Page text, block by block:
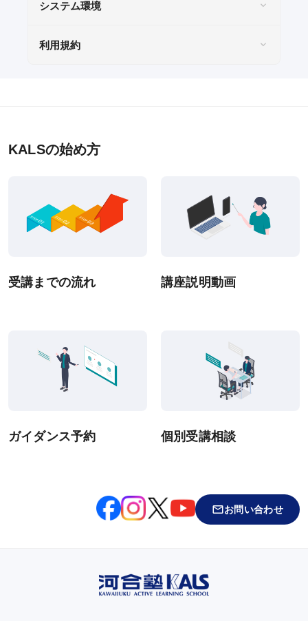
各種申込
WEB申込後のお支払方法
WEBサイトご利用環境
特定商取引法に基づく表示
システム環境
利用規約
KALSの始め方
受講までの流れ 講座説明動画
ガイダンス予約 個別受講相談
お問い合わせ